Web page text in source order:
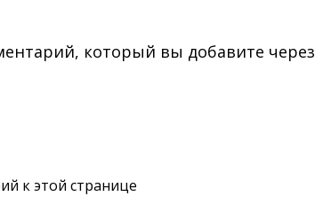
который вы добавите через
к этой странице